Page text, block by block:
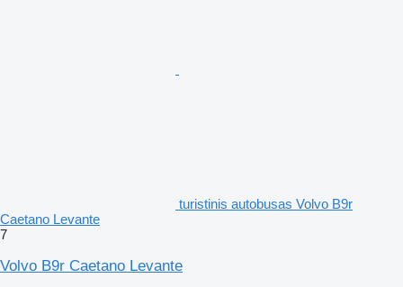
turistinis autobusas Volvo B9r
Caetano Levante
7
Volvo B9r Caetano Levante